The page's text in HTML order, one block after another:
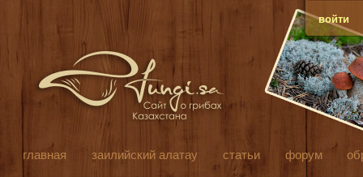
войти
главная заилийский алатау статьи форум